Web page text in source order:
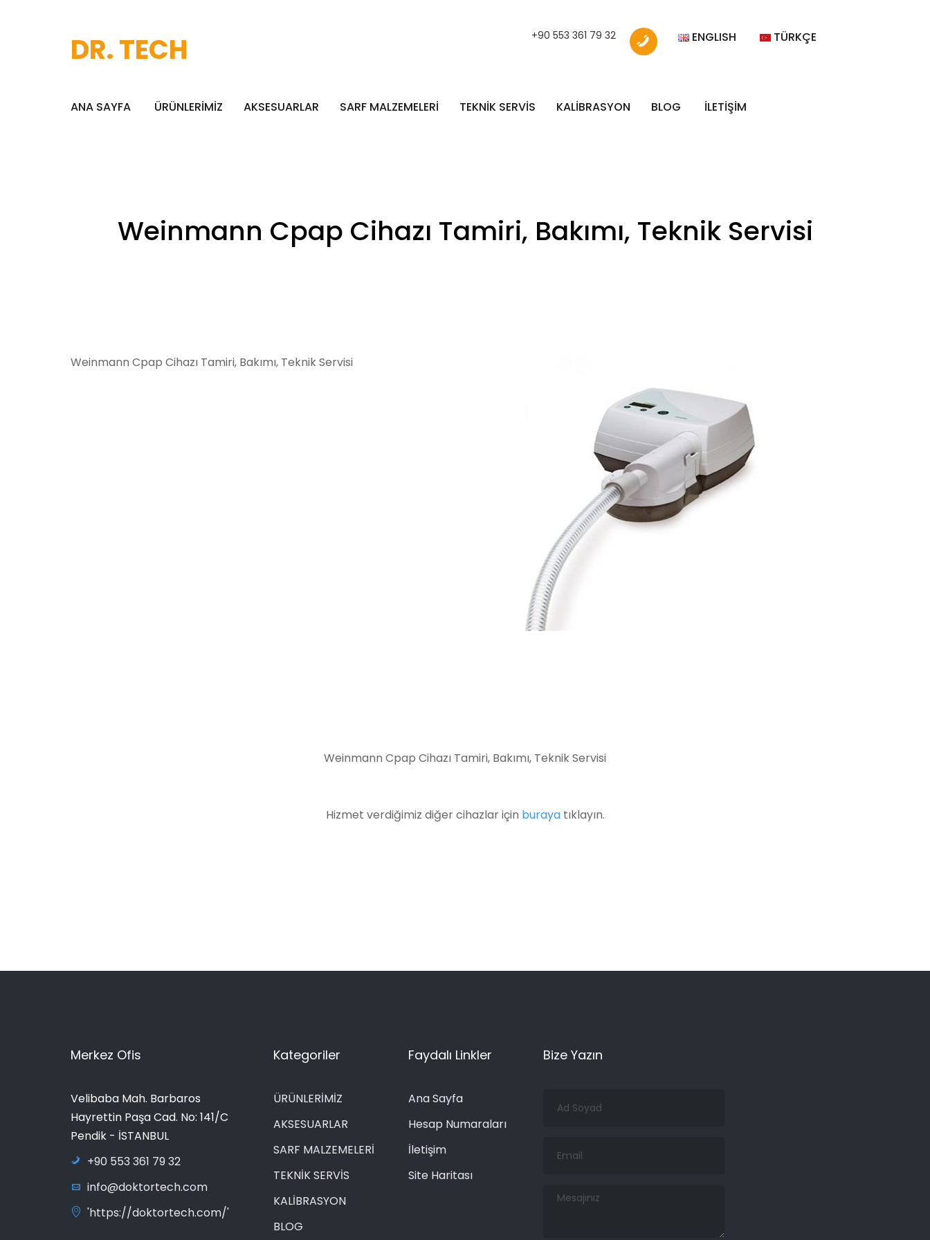
DR. TECH +90 553 361 79 32 ENGLISH TÜRKÇE
ANA SAYFA ÜRÜNLERİMİZ AKSESUARLAR SARF MALZEMELERİ TEKNİK SERVİS KALİBRASYON BLOG İLETİŞİM
Weinmann Cpap Cihazı Tamiri, Bakımı, Teknik Servisi
Weinmann Cpap Cihazı Tamiri, Bakımı, Teknik Servisi
Weinmann Cpap Cihazı Tamiri, Bakımı, Teknik Servisi
Hizmet verdiğimiz diğer cihazlar için buraya tıklayın.
Merkez Ofis
Velibaba Mah. Barbaros
Hayrettin Paşa Cad. No: 141/C
Pendik - İSTANBUL
+90 553 361 79 32
info@doktortech.com
'https://doktortech.com/'
Kategoriler
ÜRÜNLERİMİZ
AKSESUARLAR
SARF MALZEMELERİ
TEKNİK SERVİS
KALİBRASYON
BLOG
Faydalı Linkler
Ana Sayfa
Hesap Numaraları
İletişim
Site Haritası
Bize Yazın
Soyad
Mesajınız